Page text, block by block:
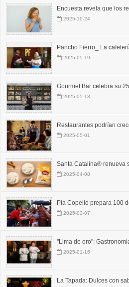
Encuesta revela que los
2025-10-24
Pancho Fierro_ La
2025-05-19
Gourmet Bar celebra su
2025-05-13
Restaurantes podrían
2025-05-01
Santa Catalina® renueva
2025-04-08
Pía Copello prepara 100
2025-03-07
"Lima de oro":
2025-01-16
La Tapada: Dulces con